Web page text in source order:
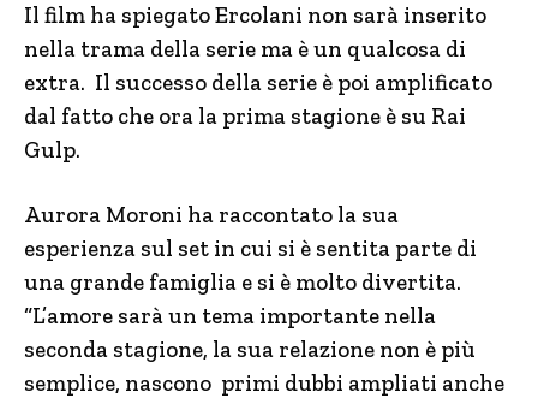
Il film ha spiegato Ercolani non sarà inserito
nella trama della serie ma è un qualcosa di
extra. Il successo della serie è poi amplificato
dal fatto che ora la prima stagione è su Rai
Gulp.
Aurora Moroni ha raccontato la sua
esperienza sul set in cui si è sentita parte di
una grande famiglia e si è molto divertita.
“L’amore sarà un tema importante nella
seconda stagione, la sua relazione non è più
semplice, nascono primi dubbi ampliati anche